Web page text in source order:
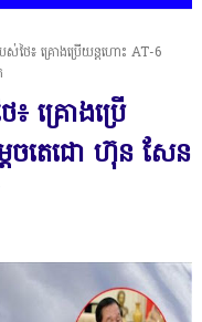
បស់ថៃ៖ គ្រោងប្រើយន្តហោះ AT-6
៖ គ្រោងប្រើ
េចតេជោ ហ៊ុន សែន